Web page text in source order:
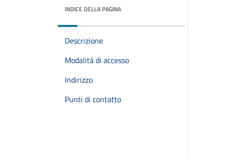
INDICE DELLA PAGINA
Descrizione
Modalità di accesso
Indirizzo
Punti di contatto